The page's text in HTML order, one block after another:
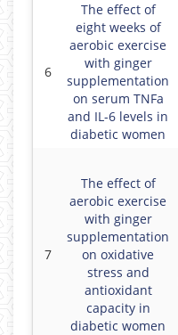
6
The effect of
eight weeks of
aerobic exercise
with ginger
supplementation
on serum TNFa
and IL-6 levels in
diabetic women
7
The effect of
aerobic exercise
with ginger
supplementation
on oxidative
stress and
antioxidant
capacity in
diabetic women